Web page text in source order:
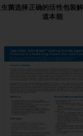
菌选择正确的活性包装
道本能